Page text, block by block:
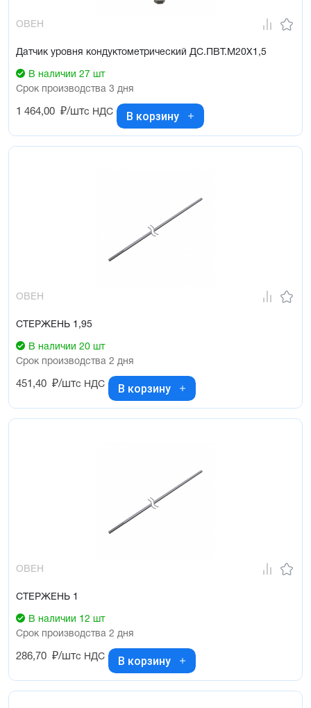
ОВЕН
Датчик уровня кондуктометрический ДС.ПВТ.М20Х1,5
В наличии 27 шт
Срок производства 3 дня
1 464,00 ₽/штс НДС В корзину
ОВЕН
СТЕРЖЕНЬ 1,95
В наличии 20 шт
Срок производства 2 дня
451,40 ₽/штс НДС В корзину
ОВЕН
СТЕРЖЕНЬ 1
В наличии 12 шт
Срок производства 2 дня
286,70 ₽/штс НДС В корзину